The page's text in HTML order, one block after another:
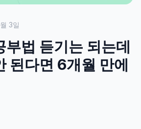
3일
부법 듣기는 되는데
된다면 6개월 만에